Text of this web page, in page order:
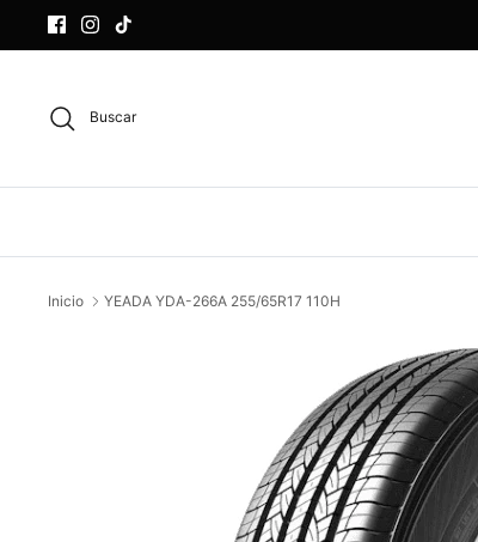
Buscar
Inicio YEADA YDA-266A 255/65R17 110H